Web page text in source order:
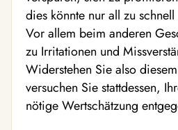
dies könnte nur all zu
Vor allem beim anderen
zu Irritationen und
Widerstehen Sie also
versuchen Sie stattdessen,
nötige Wertschätzung